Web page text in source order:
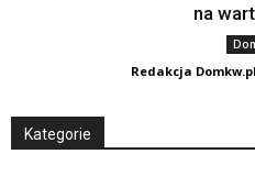
na
Redakcja Domkw.pl
Kategorie